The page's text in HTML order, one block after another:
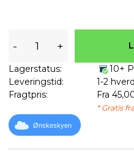
- +
Lagerstatus:
10+
Leveringstid:
1-2
Fragtpris:
Fra
* Gratis
Ønskeskyen